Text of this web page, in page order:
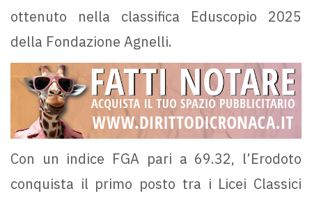
ottenuto nella classifica Eduscopio 2025
della Fondazione Agnelli.
Con un indice FGA pari a 69.32, l’Erodoto
conquista il primo posto tra i Licei Classici